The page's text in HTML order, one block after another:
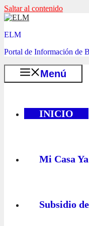
Saltar al contenido
ELM
Portal de Información de
Menú
INICIO
Mi Casa Ya
Subsidio